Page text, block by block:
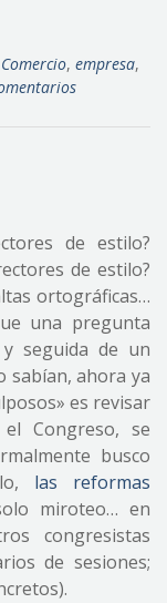
, empresa,
de estilo?
de estilo?
ortográficas…
una pregunta
seguida de un
sabían, ahora ya
es revisar
Congreso, se
busco
las reformas
miroteo… en
congresistas
de sesiones;